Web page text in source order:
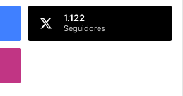
1.122
Seguidores